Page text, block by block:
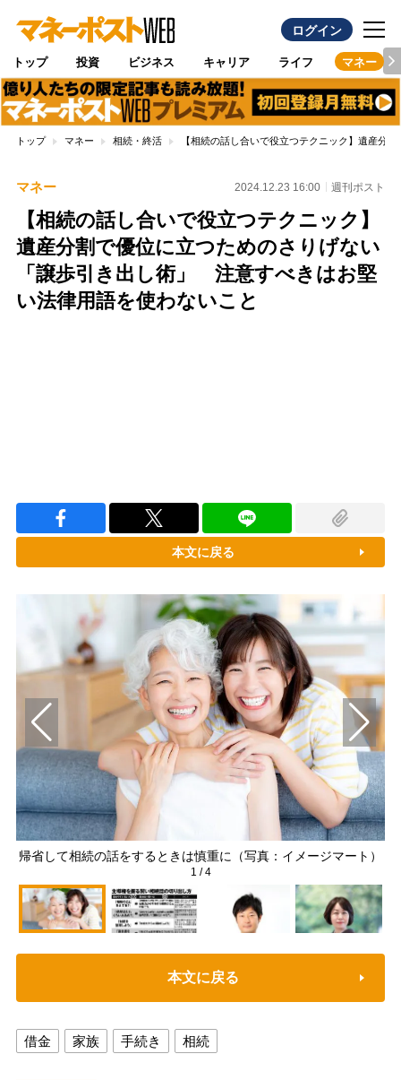
ログイン
トップ 投資 ビジネス キャリア ライフ マネー
トップ マネー 相続・終活 【相続の話し合いで役立つテクニック】遺産分
マネー 2024.12.23 16:00 週刊ポスト
【相続の話し合いで役立つテクニック】
遺産分割で優位に立つためのさりげない
「譲歩引き出し術」 注意すべきはお堅
い法律用語を使わないこと
本文に戻る
帰省して相続の話をするときは慎重に（写真：イメージマート）
1 /4
本文に戻る
借金 家族 手続き 相続